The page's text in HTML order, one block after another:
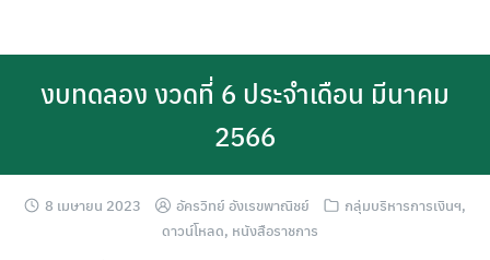
งบทดลอง งวดที่ 6 ประจำเดือน มีนาคม
2566
8 เมษายน 2023 อัครวิทย์ อังเรขพาณิชย์ กลุ่มบริหารการเงินฯ,
ดาวน์โหลด, หนังสือราชการ